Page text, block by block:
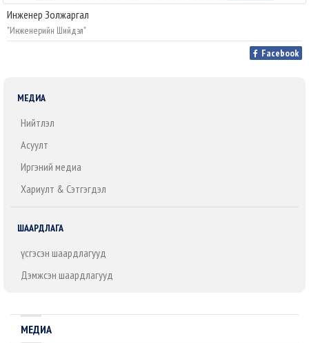
Инженер Золжаргал
"Инженерийн Шийдэл"
Facebook
МЕДИА
Нийтлэл
Асуулт
Иргэний медиа
Хариулт & Сэтгэгдэл
ШААРДЛАГА
Үүсгэсэн шаардлагууд
Дэмжсэн шаардлагууд
МЕДИА